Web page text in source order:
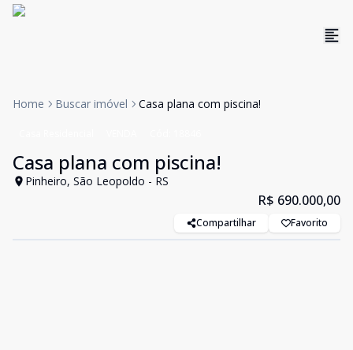
Home Buscar imóvel Casa plana com piscina!
Casa plana com piscina!
Pinheiro, São Leopoldo - RS
R$ 690.000,00
Compartilhar Favorito